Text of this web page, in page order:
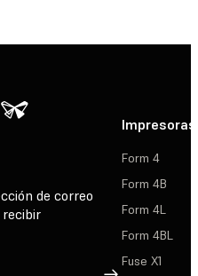
de correo
Suscribirse
Impresoras
Form 4
Form 4B
Form 4L
Form 4BL
Fuse X1